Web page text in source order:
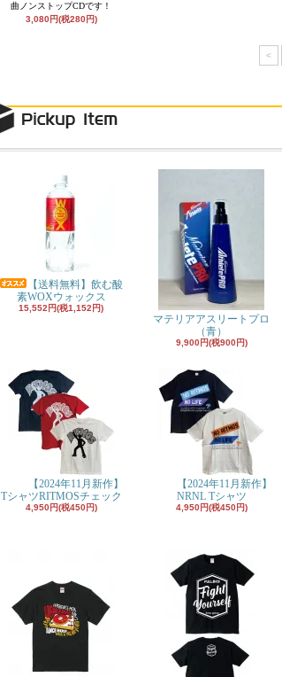
曲ノンストップCDです！
3,080円(税280円)
<
【送料無料】飲む酸
素WOXウォックス
15,552円(税1,152円)
マテリアアスリートプロ
（青）
9,900円(税900円)
【2024年11月新作】
TシャツRITMOSチェック
4,950円(税450円)
【2024年11月新作】
NRNL Tシャツ
4,950円(税450円)